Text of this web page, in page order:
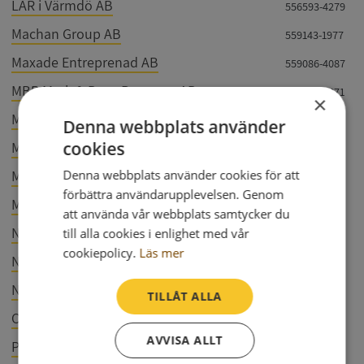
LÄR i Värmdö AB 556593-4279
Machan Group AB 559143-1977
Maxade Entreprenad AB 559086-4087
MBR Mark & Bygg Resursen AB 556540-2871
Messalina Fashion AB 556784-3114
Mira Bemanning Sverige AB
MK Bageri AB 559417-4673
MZ Plåt AB
Nagorny Invest AB
Norva24 Miljövision AB
NXTLEV AB
Optimal Bygg Värmdö AB
Pegelow & Partners AB
×
Denna webbplats använder
cookies
Denna webbplats använder cookies för att
förbättra användarupplevelsen. Genom
att använda vår webbplats samtycker du
till alla cookies i enlighet med vår
cookiepolicy. Läs mer
TILLÅT ALLA
AVVISA ALLT